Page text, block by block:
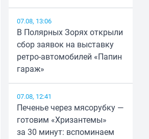
07.08, 13:06
В Полярных Зорях открыли
сбор заявок на выставку
ретро-автомобилей «Папин
гараж»
07.08, 12:41
Печенье через мясорубку —
готовим «Хризантемы»
за 30 минут: вспоминаем